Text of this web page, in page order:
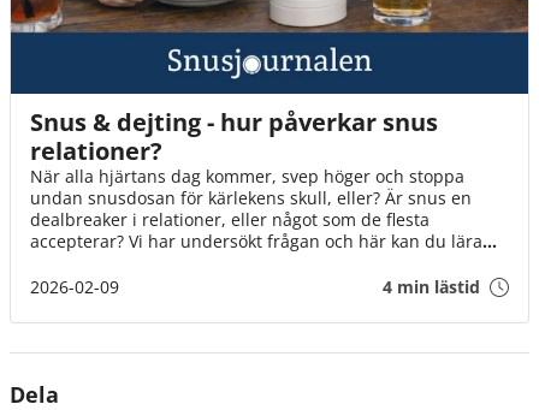
Snus & dejting - hur påverkar snus
relationer?
När alla hjärtans dag kommer, svep höger och stoppa
undan snusdosan för kärlekens skull, eller? Är snus en
dealbreaker i relationer, eller något som de flesta
accepterar? Vi har undersökt frågan och här kan du lära
2026-02-09
4 min lästid
Dela